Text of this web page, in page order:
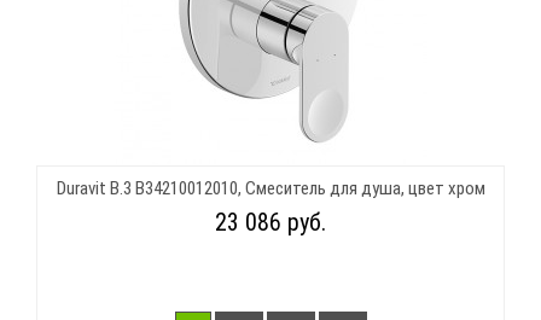
Duravit B.3 B34210012010, Смеситель для душа, цвет хром
23 086 руб.